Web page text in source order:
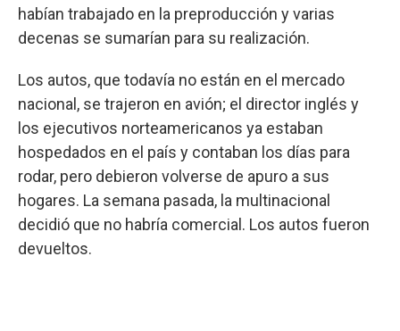
habían trabajado en la preproducción y varias
decenas se sumarían para su realización.
Los autos, que todavía no están en el mercado
nacional, se trajeron en avión; el director inglés y
los ejecutivos norteamericanos ya estaban
hospedados en el país y contaban los días para
rodar, pero debieron volverse de apuro a sus
hogares. La semana pasada, la multinacional
decidió que no habría comercial. Los autos fueron
devueltos.